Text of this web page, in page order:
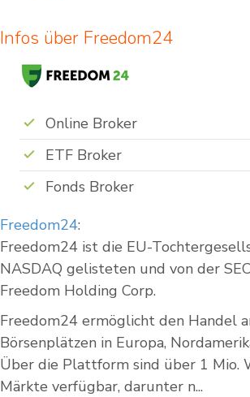
Infos über Freedom24
Online Broker
ETF Broker
Fonds Broker
Freedom24:
Freedom24 ist die EU-
NASDAQ gelisteten und von der
Freedom Holding Corp.
Freedom24 ermöglicht den Handel
Börsenplätzen in Europa,
Über die Plattform sind über 1 Mio.
Märkte verfügbar, darunter n...